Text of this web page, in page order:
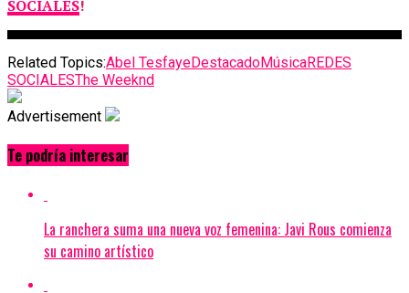
SOCIALES!
Related Topics:Abel TesfayeDestacadoMúsicaREDES
SOCIALESThe Weeknd
Advertisement
Te podría interesar
La ranchera suma una nueva voz femenina: Javi Rous comienza
su camino artístico